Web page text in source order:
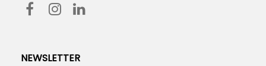
NEWSLETTER